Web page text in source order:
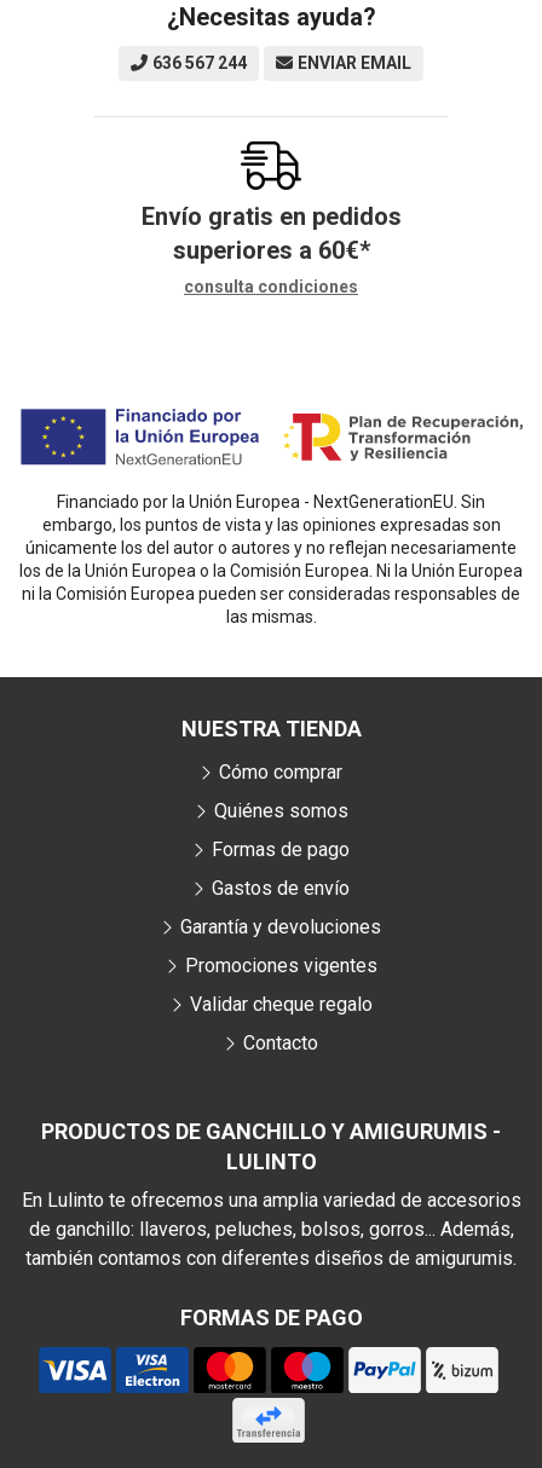
¿Necesitas ayuda?
636 567 244 ENVIAR EMAIL
Envío gratis en pedidos
superiores a 60€*
consulta condiciones
Financiado por la Unión Europea - NextGenerationEU. Sin
embargo, los puntos de vista y las opiniones expresadas son
únicamente los del autor o autores y no reflejan necesariamente
los de la Unión Europea o la Comisión Europea. Ni la Unión Europea
ni la Comisión Europea pueden ser consideradas responsables de
las mismas.
PRODUCTOS DE GANCHILLO Y AMIGURUMIS -
LULINTO
En Lulinto te ofrecemos una amplia variedad de accesorios
de ganchillo: llaveros, peluches, bolsos, gorros... Además,
también contamos con diferentes diseños de amigurumis.
FORMAS DE PAGO
NUESTRA TIENDA
Cómo comprar
Quiénes somos
Formas de pago
Gastos de envío
Garantía y devoluciones
Promociones vigentes
Validar cheque regalo
Contacto